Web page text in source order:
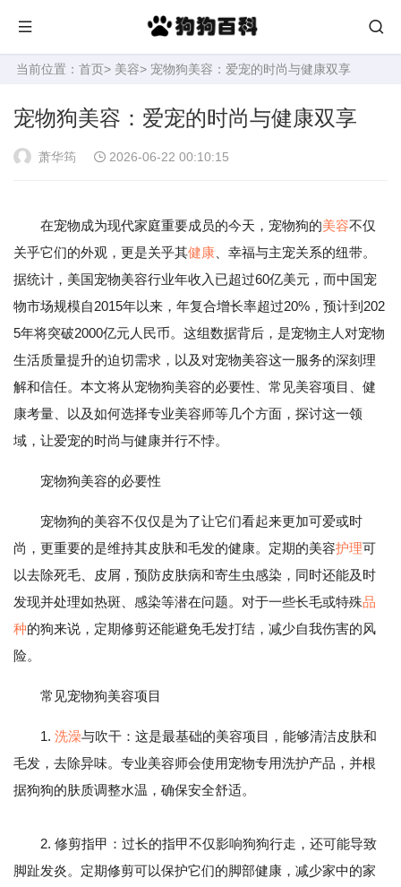
当前位置： 首页> 美容> 宠物狗美容：爱宠的时尚与健康双享
宠物狗美容：爱宠的时尚与健康双享
萧华筠 2026-06-22 00:10:15
在宠物成为现代家庭重要成员的今天，宠物狗的美容不仅
关乎它们的外观，更是关乎其健康 、幸福与主宠关系的纽带。
据统计，美国宠物美容行业年收入已超过60亿美元，而中国宠
物市场规模自2015年以来，年复合增长率超过20%，预计到202
5年将突破2000亿元人民币。这组数据背后，是宠物主人对宠物
生活质量提升的迫切需求，以及对宠物美容这一服务的深刻理
解和信任。本文将从宠物狗美容的必要性、常见美容项目、健
康考量、以及如何选择专业美容师等几个方面，探讨这一领
域，让爱宠的时尚与健康并行不悖。
宠物狗美容的必要性
宠物狗的美容不仅仅是为了让它们看起来更加可爱或时
尚，更重要的是维持其皮肤和毛发的健康。定期的美容护理可
以去除死毛、皮屑，预防皮肤病和寄生虫感染，同时还能及时
发现并处理如热斑、感染等潜在问题。对于一些长毛或特殊品
种的狗来说，定期修剪还能避免毛发打结，减少自我伤害的风
险。
常见宠物狗美容项目
1. 洗澡与吹干：这是最基础的美容项目，能够清洁皮肤和
毛发，去除异味。专业美容师会使用宠物专用洗护产品，并根
据狗狗的肤质调整水温，确保安全舒适。
2. 修剪指甲：过长的指甲不仅影响狗狗行走，还可能导致
脚趾发炎。定期修剪可以保护它们的脚部健康，减少家中的家